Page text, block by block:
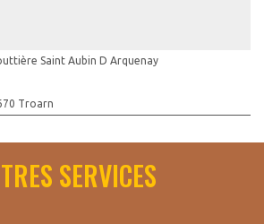
Saint Aubin D Arquenay
Troarn
SERVICES